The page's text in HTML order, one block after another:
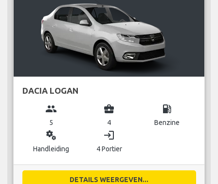
DACIA LOGAN
group
5
business_center
4
local_gas_station
Benzine
miscellaneous_services
Handleiding
login
4 Portier
DETAILS WEERGEVEN...